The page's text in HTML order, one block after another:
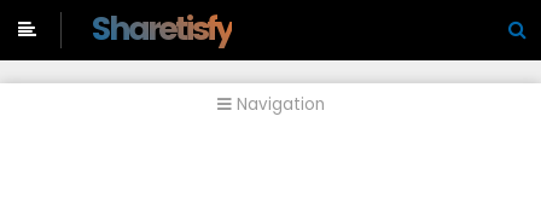
Sharetisfy
Navigation